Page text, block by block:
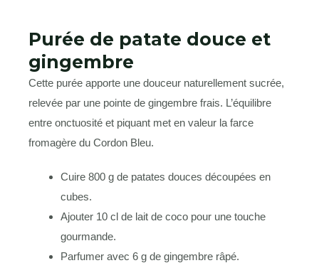
Purée de patate douce et
gingembre
Cette purée apporte une douceur naturellement sucrée,
relevée par une pointe de gingembre frais. L’équilibre
entre onctuosité et piquant met en valeur la farce
fromagère du Cordon Bleu.
Cuire 800 g de patates douces découpées en
cubes.
Ajouter 10 cl de lait de coco pour une touche
gourmande.
Parfumer avec 6 g de gingembre râpé.